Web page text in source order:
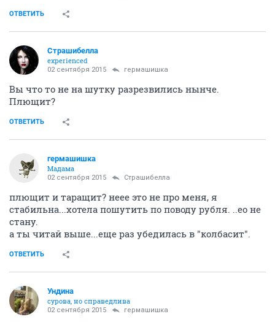
ОТВЕТИТЬ
Страшибелла
experienced
02 сентября 2015 гермашишка
Вы что то не на шутку разрезвились нынче.
Плющит?
ОТВЕТИТЬ
гермашишка
Мадама
02 сентября 2015 Страшибелла
плющит и таращит? неее это не про меня, я
стабильна...хотела пошутить по поводу рубля. ..ео не
стану.
а ты читай выше...еще раз убедилась в "колбасит".
ОТВЕТИТЬ
Ундинa
сурова, но справедлива
02 сентября 2015 гермашишка